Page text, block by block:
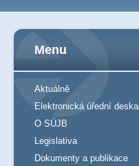
Menu
Aktuálně
Elektronická úřední deska
O SÚJB
Legislativa
Dokumenty a publikace